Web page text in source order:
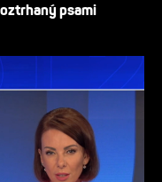
psami